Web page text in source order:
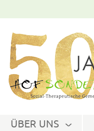
ÜBER UNS